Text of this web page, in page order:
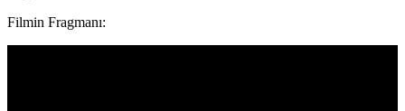
Filmin Fragmanı: